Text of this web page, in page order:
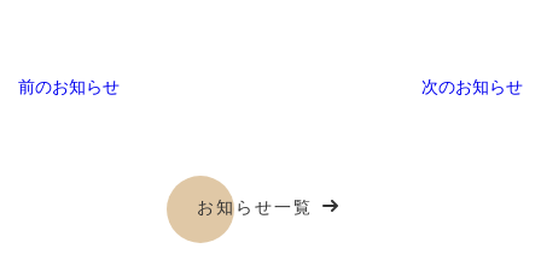
前のお知らせ 次のお知らせ
お知らせ一覧